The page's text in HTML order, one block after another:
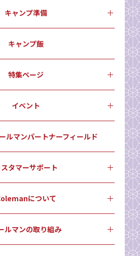
キャンプ準備
キャンプ飯
特集ページ
イベント
ルマンパートナーフィールド
タマーサポート
について
ルマンの取り組み